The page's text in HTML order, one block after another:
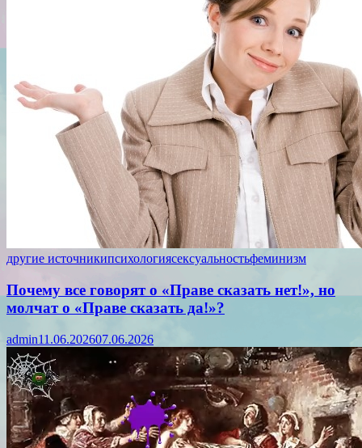
другие источникипсихологиясексуальностьфеминизм
Почему все говорят о «Праве сказать нет!», но
молчат о «Праве сказать да!»?
admin11.06.202607.06.2026